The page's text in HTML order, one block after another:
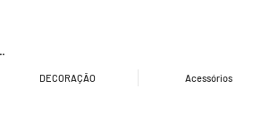
DECORAÇÃO Acessórios